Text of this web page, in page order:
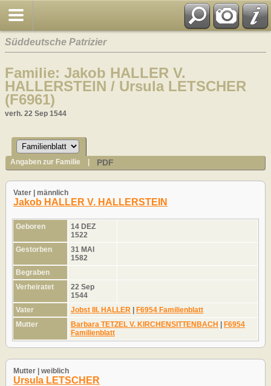
Süddeutsche Patrizier
Familie: Jakob HALLER V.
HALLERSTEIN / Ursula LETSCHER
(F6961)
verh. 22 Sep 1544
Angaben zur Familie PDF
Vater | männlich
Jakob HALLER V. HALLERSTEIN
Geboren
14 DEZ
1522
Gestorben
31 MAI
1582
Begraben
Verheiratet
22 Sep
1544
Vater
Jobst III. HALLER | F6954 Familienblatt
Mutter
Barbara TETZEL V. KIRCHENSITTENBACH | F6954
Familienblatt
Mutter | weiblich
Ursula LETSCHER